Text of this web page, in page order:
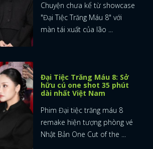
Chuyện chưa kể từ showcase
"Đại Tiệc Trăng Máu 8" với
màn tái xuất của lão ...
Đại Tiệc Trăng Máu 8: Sở
hữu cú one shot 35 phút
dài nhất Việt Nam
Phim Đại tiệc trăng máu 8
remake hiện tượng phòng vé
Nhật Bản One Cut of the ...